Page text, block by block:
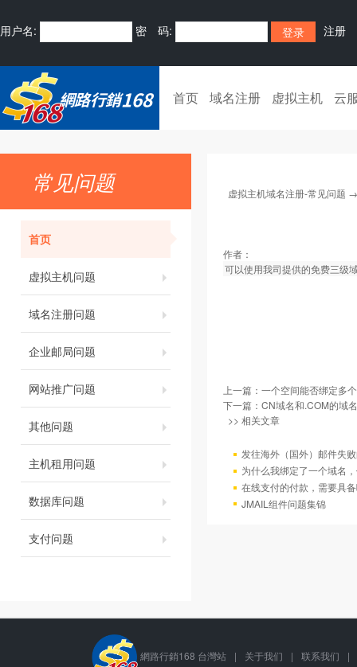
用户名: 密 码: 注册
首页 域名注册 虚拟主机 云
常见问题
首页
虚拟主机问题
域名注册问题
企业邮局问题
网站推广问题
其他问题
主机租用问题
数据库问题
支付问题
虚拟主机域名注册-常见问题
作者：
可以使用我司提供的免费三级
上一篇： 一个空间能否绑定多
下一篇： CN域名和.COM的域
>> 相关文章
发往海外（国外）邮件失
为什么我绑定了一个域名
在线支付的付款，需要具
JMAIL组件问题集锦
網路行銷168 台灣站 | 关于我们 | 联系我们 |